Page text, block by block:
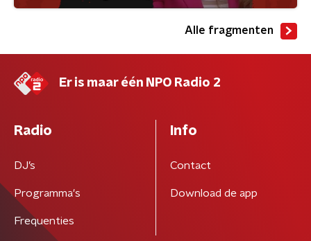
Alle fragmenten
Er is maar één NPO Radio 2
Radio
DJ’s
Programma's
Frequenties
Info
Contact
Download de app